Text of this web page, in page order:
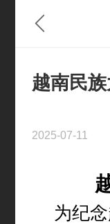
越南民
2025-07-11
为纪